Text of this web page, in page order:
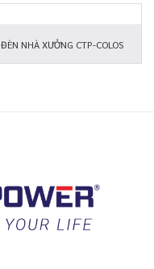
ĐÈN NHÀ XƯỞNG CTP-COLOS